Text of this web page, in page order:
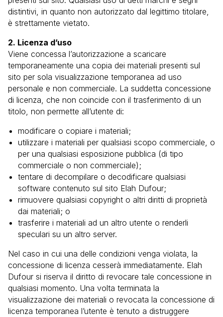
distintivi, in quanto non autorizzato dal legittimo titolare,
è strettamente vietato.
2. Licenza d’uso
Viene concessa l’autorizzazione a scaricare
temporaneamente una copia dei materiali presenti sul
sito per sola visualizzazione temporanea ad uso
personale e non commerciale. La suddetta concessione
di licenza, che non coincide con il trasferimento di un
titolo, non permette all’utente di:
modificare o copiare i materiali;
utilizzare i materiali per qualsiasi scopo commerciale, o
per una qualsiasi esposizione pubblica (di tipo
commerciale o non commerciale);
tentare di decompilare o decodificare qualsiasi
software contenuto sul sito Elah Dufour;
rimuovere qualsiasi copyright o altri diritti di proprietà
dai materiali; o
trasferire i materiali ad un altro utente o renderli
speculari su un altro server.
Nel caso in cui una delle condizioni venga violata, la
concessione di licenza cesserà immediatamente. Elah
Dufour si riserva il diritto di revocare tale concessione in
qualsiasi momento. Una volta terminata la
visualizzazione dei materiali o revocata la concessione di
licenza temporanea l’utente è tenuto a distruggere